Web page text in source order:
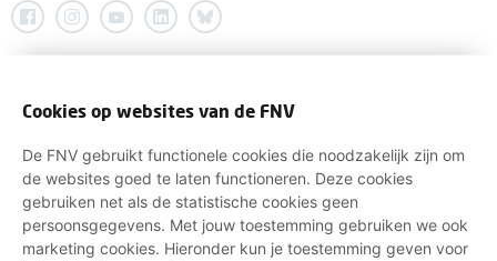
Cookies op websites van de FNV
De FNV gebruikt functionele cookies die noodzakelijk zijn om
de websites goed te laten functioneren. Deze cookies
gebruiken net als de statistische cookies geen
persoonsgegevens. Met jouw toestemming gebruiken we ook
marketing cookies. Hieronder kun je toestemming geven voor